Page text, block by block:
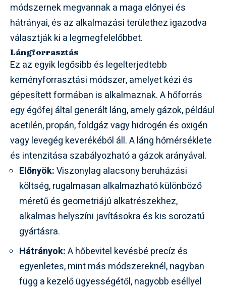
módszernek megvannak a maga előnyei és
hátrányai, és az alkalmazási területhez igazodva
választják ki a legmegfelelőbbet.
Lángforrasztás
Ez az egyik legősibb és legelterjedtebb
keményforrasztási módszer, amelyet kézi és
gépesített formában is alkalmaznak. A hőforrás
egy égőfej által generált láng, amely gázok, például
acetilén, propán, földgáz vagy hidrogén és oxigén
vagy levegég keverékéből áll. A láng hőmérséklete
és intenzitása szabályozható a gázok arányával.
Előnyök:Viszonylag alacsony beruházási
költség, rugalmasan alkalmazható különböző
méretű és geometriájú alkatrészekhez,
alkalmas helyszíni javításokra és kis sorozatú
gyártásra.
Hátrányok:A hőbevitel kevésbé precíz és
egyenletes, mint más módszereknél, nagyban
függ a kezelő ügyességétől, nagyobb eséllyel